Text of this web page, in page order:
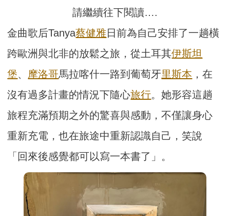
請繼續往下閱讀….
金曲歌后Tanya蔡健雅日前為自己安排了一趟橫
跨歐洲與北非的放鬆之旅，從土耳其伊斯坦
堡、 摩洛哥馬拉喀什一路到葡萄牙里斯本 ，在
沒有過多計畫的情況下隨心旅行。她形容這趟
旅程充滿預期之外的驚喜與感動，不僅讓身心
重新充電，也在旅途中重新認識自己，笑說
「回來後感覺都可以寫一本書了」。